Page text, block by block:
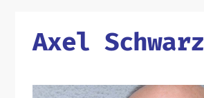
Axel Schwarz